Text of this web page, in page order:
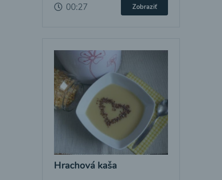
00:27 Zobraziť
Hrachová kaša